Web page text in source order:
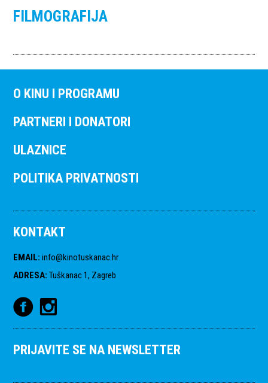
FILMOGRAFIJA
O KINU I PROGRAMU
PARTNERI I DONATORI
ULAZNICE
POLITIKA PRIVATNOSTI
KONTAKT
EMAIL: info@kinotuskanac.hr
ADRESA: Tuškanac 1, Zagreb
PRIJAVITE SE NA NEWSLETTER